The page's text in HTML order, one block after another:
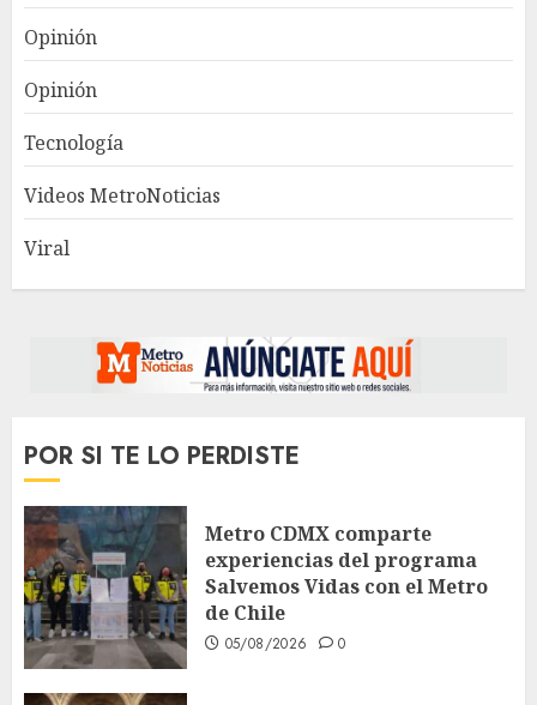
Opinión
Opinión
Tecnología
Videos MetroNoticias
Viral
POR SI TE LO PERDISTE
Metro CDMX comparte
experiencias del programa
Salvemos Vidas con el Metro
de Chile
05/08/2026 0